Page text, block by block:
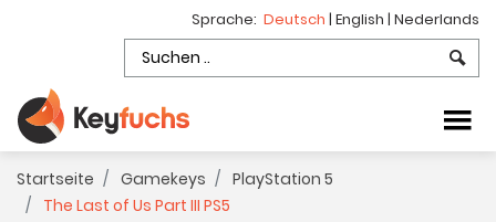
Sprache: Deutsch | English | Nederlands
Startseite Gamekeys
PlayStation 5
The Last of Us Part III PS5